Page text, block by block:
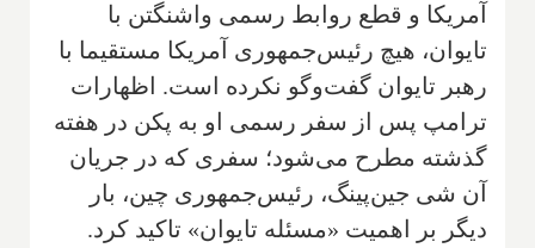
آمریکا و قطع روابط رسمی واشنگتن با
تایوان، هیچ رئیس‌جمهوری آمریکا مستقیما با
رهبر تایوان گفت‌وگو نکرده است. اظهارات
ترامپ پس از سفر رسمی او به پکن در هفته
گذشته مطرح می‌شود؛ سفری که در جریان
آن شی جین‌پینگ، رئیس‌جمهوری چین، بار
دیگر بر اهمیت «مسئله تایوان» تاکید کرد.